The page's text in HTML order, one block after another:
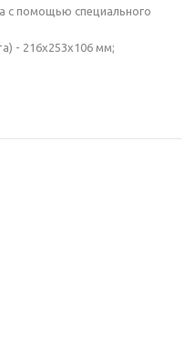
с помощью специального
- 216x253x106 мм;